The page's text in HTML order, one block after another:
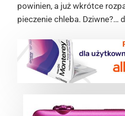
powinien, a już wkrótce
pieczenie chleba. Dziwne?…